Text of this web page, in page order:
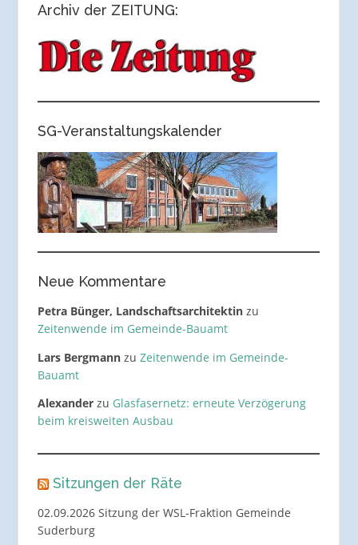
Archiv der ZEITUNG:
SG-Veranstaltungskalender
Neue Kommentare
Petra Bünger, Landschaftsarchitektinzu
Zeitenwende im Gemeinde-Bauamt
Lars Bergmannzu Zeitenwende im Gemeinde-
Bauamt
Alexanderzu Glasfasernetz: erneute Verzögerung
beim kreisweiten Ausbau
Sitzungen der Räte
02.09.2026 Sitzung der WSL-Fraktion Gemeinde
Suderburg